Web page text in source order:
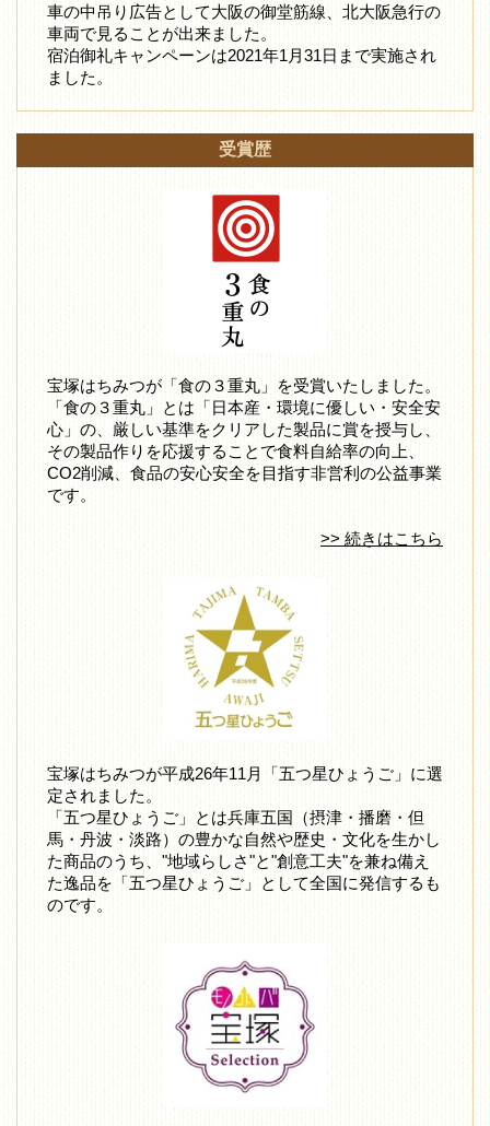
車の中吊り広告として大阪の御堂筋線、北大阪急行の
車両で見ることが出来ました。
宿泊御礼キャンペーンは2021年1月31日まで実施され
ました。
受賞歴
宝塚はちみつが「食の３重丸」を受賞いたしました。
「食の３重丸」とは「日本産・環境に優しい・安全安
心」の、厳しい基準をクリアした製品に賞を授与し、
その製品作りを応援することで食料自給率の向上、
CO2削減、食品の安心安全を目指す非営利の公益事業
です。
>> 続きはこちら
宝塚はちみつが平成26年11月「五つ星ひょうご」に選
定されました。
「五つ星ひょうご」とは兵庫五国（摂津・播磨・但
馬・丹波・淡路）の豊かな自然や歴史・文化を生かし
た商品のうち、"地域らしさ"と"創意工夫"を兼ね備え
た逸品を「五つ星ひょうご」として全国に発信するも
のです。